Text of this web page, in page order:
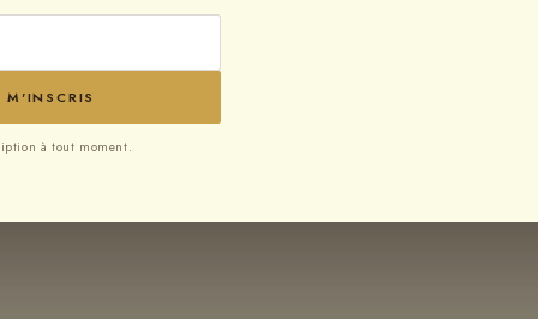
M'INSCRIS
à tout moment.